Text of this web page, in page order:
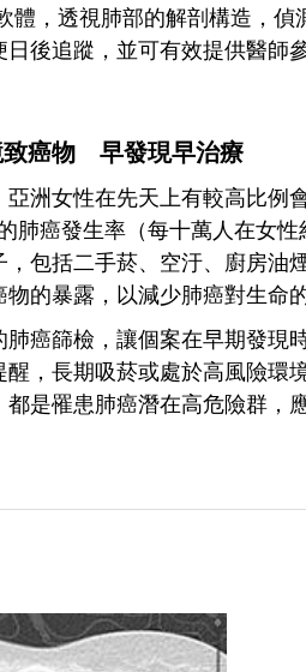
體，透視肺部的解剖構造，
後追蹤，並可有效提供醫師
致癌物 早發現早治療
亞洲女性在先天上有較高比例
肺癌發生率（每十萬人在女
，包括二手菸、空汙、廚房油
的暴露，以減少肺癌對生命的
肺癌篩檢，讓個案在早期發現
，長期吸菸或處於高風險環
都是罹患肺癌潛在高危險群，